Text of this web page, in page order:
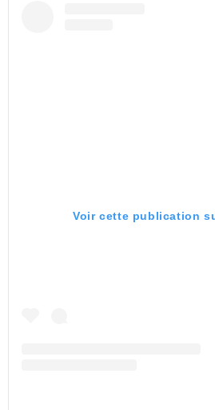
Voir cette publication